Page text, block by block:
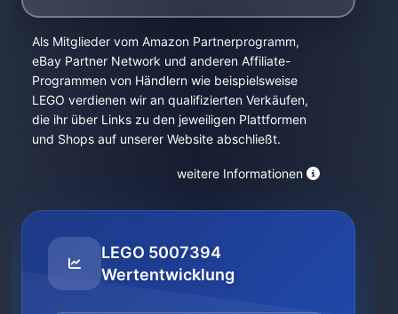
Als Mitglieder vom Amazon Partnerprogramm,
eBay Partner Network und anderen Affiliate-
Programmen von Händlern wie beispielsweise
LEGO verdienen wir an qualifizierten Verkäufen,
die ihr über Links zu den jeweiligen Plattformen
und Shops auf unserer Website abschließt.
weitere Informationen
LEGO 5007394
Wertentwicklung